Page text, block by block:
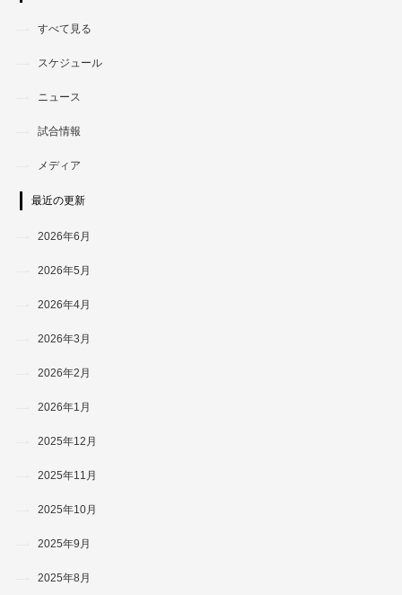
すべて見る
スケジュール
ニュース
試合情報
メディア
最近の更新
2026年6月
2026年5月
2026年4月
2026年3月
2026年2月
2026年1月
2025年12月
2025年11月
2025年10月
2025年9月
2025年8月